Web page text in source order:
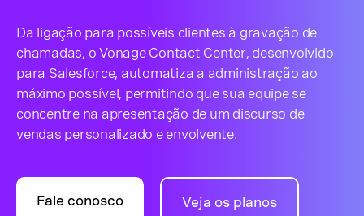
Da ligação para possíveis clientes à gravação de
chamadas, o Vonage Contact Center, desenvolvido
para Salesforce, automatiza a administração ao
máximo possível, permitindo que sua equipe se
concentre na apresentação de um discurso de
vendas personalizado e envolvente.
Fale conosco Veja os planos